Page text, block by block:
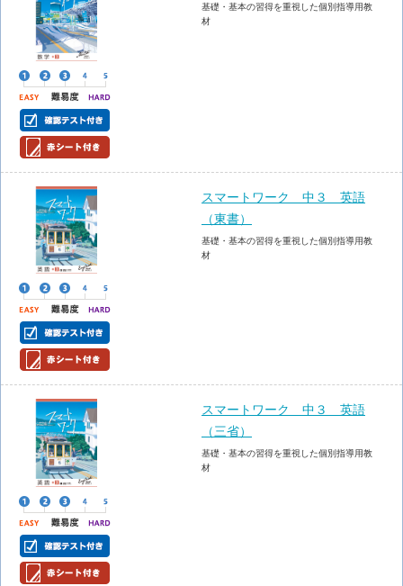
基礎・基本の習得を重視した個別指導用教
材
スマートワーク 中３ 英語
（東書）
基礎・基本の習得を重視した個別指導用教
材
スマートワーク 中３ 英語
（三省）
基礎・基本の習得を重視した個別指導用教
材